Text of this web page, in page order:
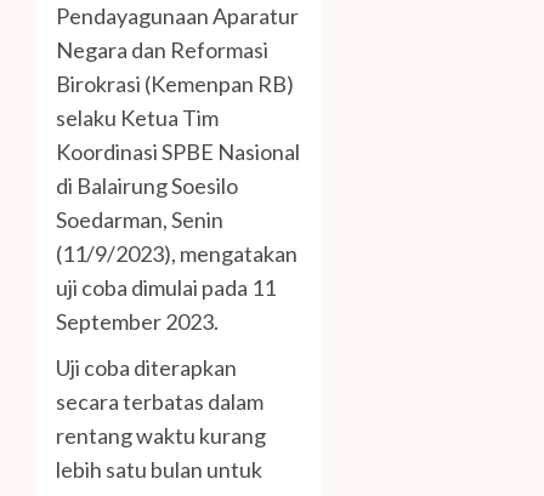
Pendayagunaan Aparatur
Negara dan Reformasi
Birokrasi (Kemenpan RB)
selaku Ketua Tim
Koordinasi SPBE Nasional
di Balairung Soesilo
Soedarman, Senin
(11/9/2023), mengatakan
uji coba dimulai pada 11
September 2023.
Uji coba diterapkan
secara terbatas dalam
rentang waktu kurang
lebih satu bulan untuk